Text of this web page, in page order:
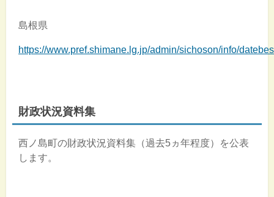
島根県
https://www.pref.shimane.lg.jp/admin/sichoson/info/
財政状況資料集
西ノ島町の財政状況資料集（過去5ヵ年程度）を公表
します。